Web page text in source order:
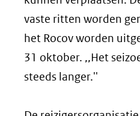
vaste ritten worden
het Rocov worden
31 oktober. ,,Het
steeds langer.''